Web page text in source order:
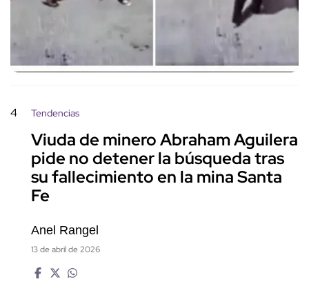
4 Tendencias
Viuda de minero Abraham Aguilera
pide no detener la búsqueda tras
su fallecimiento en la mina Santa
Fe
Anel Rangel
13 de abril de 2026